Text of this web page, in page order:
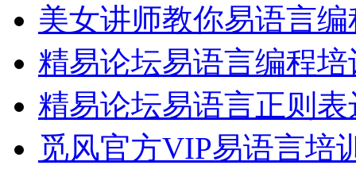
美女讲师教你易语言
精易论坛易语言编程
精易论坛易语言正则
觅风官方VIP易语言培